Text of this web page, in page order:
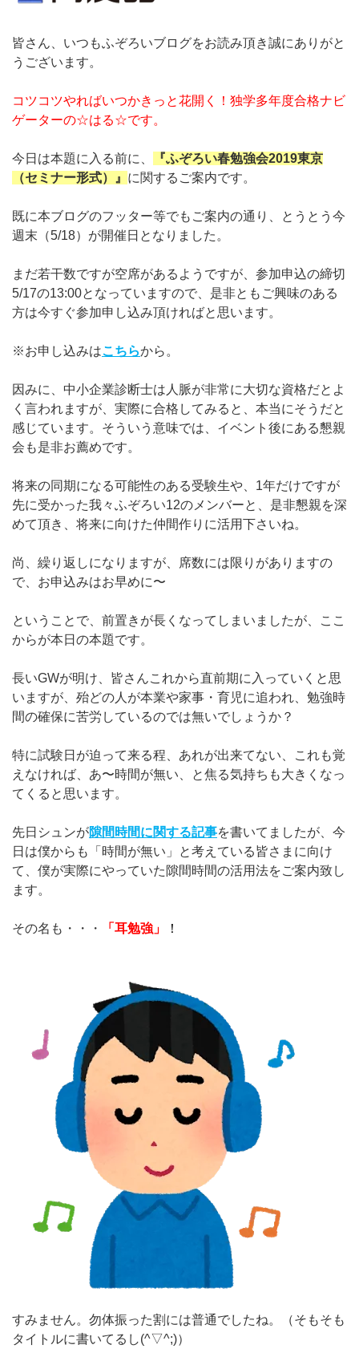
皆さん、いつもふぞろいブログをお読み頂き誠にありがと
うございます。
コツコツやればいつかきっと花開く！独学多年度合格ナビ
ゲーターの☆はる☆です。
今日は本題に入る前に、
『ふぞろい春勉強会2019東京
（セミナー形式）』 に関するご案内です。
既に本ブログのフッター等でもご案内の通り、とうとう今
週末（5/18）が開催日となりました。
まだ若干数ですが空席があるようですが、参加申込の締切
5/17の13:00となっていますので、是非ともご興味のある
方は今すぐ参加申し込み頂ければと思います。
※お申し込みはこちらから。
因みに、中小企業診断士は人脈が非常に大切な資格だとよ
く言われますが、実際に合格してみると、本当にそうだと
感じています。そういう意味では、イベント後にある懇親
会も是非お薦めです。
将来の同期になる可能性のある受験生や、1年だけですが
先に受かった我々ふぞろい12のメンバーと、是非懇親を深
めて頂き、将来に向けた仲間作りに活用下さいね。
尚、繰り返しになりますが、席数には限りがありますの
で、お申込みはお早めに〜
ということで、前置きが長くなってしまいましたが、ここ
からが本日の本題です。
長いGWが明け、皆さんこれから直前期に入っていくと思
いますが、殆どの人が本業や家事・育児に追われ、勉強時
間の確保に苦労しているのでは無いでしょうか？
特に試験日が迫って来る程、あれが出来てない、これも覚
えなければ、あ〜時間が無い、と焦る気持ちも大きくなっ
てくると思います。
先日シュンが隙間時間に関する記事を書いてましたが、今
日は僕からも「時間が無い」と考えている皆さまに向け
て、僕が実際にやっていた隙間時間の活用法をご案内致し
ます。
その名も・・・ 「耳勉強」 ！
すみません。勿体振った割には普通でしたね。（そもそも
タイトルに書いてるし(^▽^;)）